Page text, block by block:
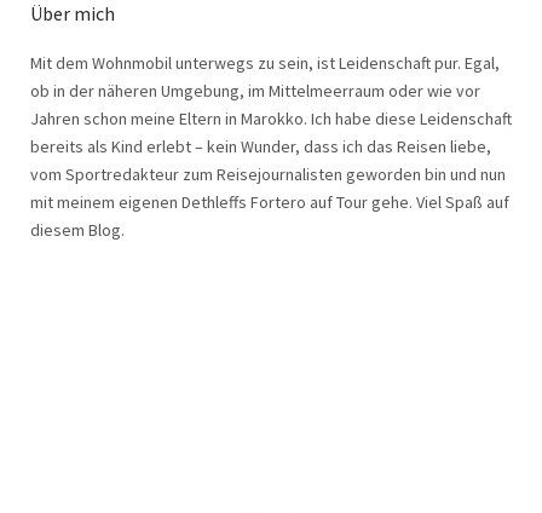
Über mich
Mit dem Wohnmobil unterwegs zu sein, ist Leidenschaft pur. Egal,
ob in der näheren Umgebung, im Mittelmeerraum oder wie vor
Jahren schon meine Eltern in Marokko. Ich habe diese Leidenschaft
bereits als Kind erlebt – kein Wunder, dass ich das Reisen liebe,
vom Sportredakteur zum Reisejournalisten geworden bin und nun
mit meinem eigenen Dethleffs Fortero auf Tour gehe. Viel Spaß auf
diesem Blog.